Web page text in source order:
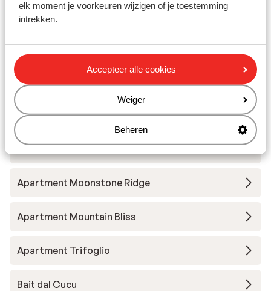
elk moment je voorkeuren wijzigen of je toestemming
intrekken.
Accepteer alle cookies
Weiger
Beheren
Hotel Amerikan
Hotel Baita Cecilia
Hotel Intermonti
Alpen Resort Bivio
Apartmens La Fonte
Apartment Moonstone Ridge
Apartment Mountain Bliss
Apartment Trifoglio
Bait dal Cucu